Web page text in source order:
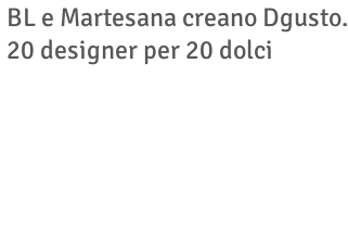
BL e Martesana creano Dgusto.
20 designer per 20 dolci